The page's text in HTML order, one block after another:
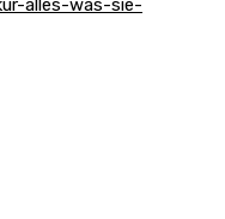
alles-was-sie-